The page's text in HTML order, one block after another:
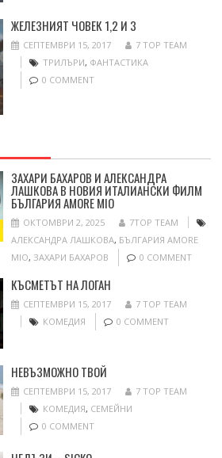
ЖЕЛЕЗНИЯТ ЧОВЕК 1,2 И 3
СЕПТЕМВРИ 15, 2017
7 TOP TEAM
ТРИЛЪРИ, ФАНТАСТИКА
0 COMMENT
ЗАХАРИ БАХАРОВ И АЛЕКСАНДРА
ЛАШКОВА В НОВИЯ ИТАЛИАНСКИ ФИЛМ
БЪЛГАРИЯ AMORE MIO
ОКТОМВРИ 2, 2025
7TOP TEAM
АЛЕКСАНДРА ЛАШКОВА, БЪЛГАРИЯ AMORE
MIO, ЗАХАРИ БАХАРОВ 0 COMMENT
КЪСМЕТЪТ НА ЛОГАН
СЕПТЕМВРИ 15, 2017
7 TOP TEAM
КОМЕДИЯ
0 COMMENT
НЕВЪЗМОЖНО ТВОЙ
СЕПТЕМВРИ 15, 2017
7 TOP TEAM
КОМЕДИЯ, СЕМЕЙНИ
0 COMMENT